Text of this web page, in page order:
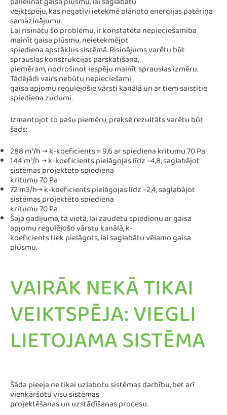
palielināt gaisa plūsmu, lai saglabātu
veiktspēju, kas negatīvi ietekmē plānoto enerģijas patēriņa
samazinājumu.
Lai risinātu šo problēmu, ir konstatēta nepieciešamība
mainīt gaisa plūsmu, neietekmējot
spiediena apstākļus sistēmā. Risinājums varētu būt
sprauslas konstrukcijas pārskatīšana,
piemēram, nodrošinot iespēju mainīt sprauslas izmēru.
Tādējādi vairs nebūtu nepieciešami
gaisa apjomu regulējošie vārsti kanālā un ar tiem saistītie
spiediena zudumi.
Izmantojot to pašu piemēru, praksē rezultāts varētu būt
šāds:
288 m³/h → k-koeficients = 9,6 ar spiediena kritumu 70 Pa
144 m³/h → k-koeficients pielāgojas līdz ~4,8, saglabājot
sistēmas projektēto spiediena
kritumu 70 Pa
72 m3/h→ k-koeficients pielāgojas līdz ~2,4, saglabājot
sistēmas projektēto spiediena
kritumu 70 Pa
Šajā gadījumā, tā vietā, lai zaudētu spiedienu ar gaisa
apjomu regulējošo vārstu kanālā, k-
koeficients tiek pielāgots, lai saglabātu vēlamo gaisa
plūsmu.
VAIRĀK NEKĀ TIKAI
VEIKTSPĒJA: VIEGLI
LIETOJAMA SISTĒMA
Šāda pieeja ne tikai uzlabotu sistēmas darbību, bet arī
vienkāršotu visu sistēmas
projektēšanas un uzstādīšanas procesu.